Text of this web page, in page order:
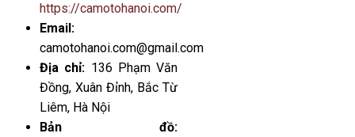
https://camotohanoi.com/
Email:
camotohanoi.com@gmail.com
Địa chỉ: 136 Phạm Văn
Đồng, Xuân Đỉnh, Bắc Từ
Liêm, Hà Nội
Bản đồ: